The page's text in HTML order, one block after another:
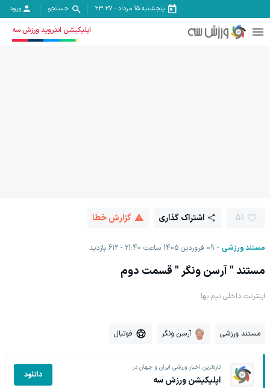
پنجشنبه ۱۵ مرداد -
23:27 جستجو ورود
اپلیکیشن اندروید ورزش سه
مستند ورزشی 09 فروردين 1405 ساعت 21:40 612 بازدید
51 اشتراک گذاری گزارش خطا
مستند " آرسن ونگر " قسمت دوم
اینترنت داخلی نیم بها
مستند ورزشی آرسن ونگر فوتبال
تازه‌ترین اخبار ورزشی ایران و جهان در
اپلیکیشن ورزش سه دانلود